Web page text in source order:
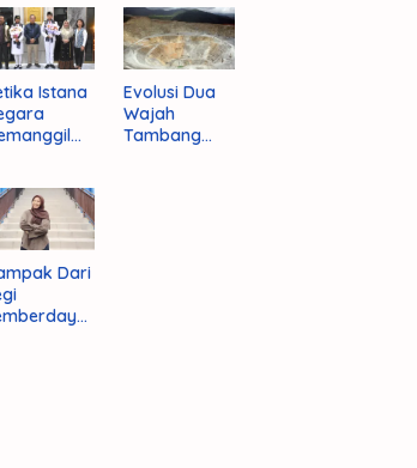
Para
Rajai
Produsen
Tembaga
Dunia
Istana
Evolusi Dua
Wajah
Tambang
Dari